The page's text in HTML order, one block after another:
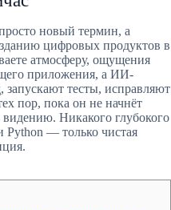
новый термин, а
цифровых продуктов в
атмосферу, ощущения
приложения, а ИИ-
запускают тесты, исправляют
пор, пока он не начнёт
видению. Никакого глубокого
Python — только чистая